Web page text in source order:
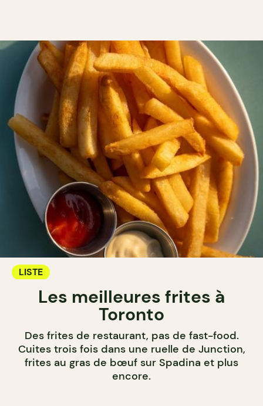
LISTE
Les meilleures frites à
Toronto
Des frites de restaurant, pas de fast-food.
Cuites trois fois dans une ruelle de Junction,
frites au gras de bœuf sur Spadina et plus
encore.